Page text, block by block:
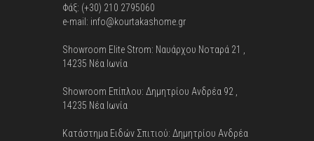
Φάξ: (+30) 210 2795060
e-mail: info@kourtakashome.gr
Showroom Elite Strom: Nαυάρχου Νοταρά 21 ,
14235 Νέα Ιωνία
Showroom Επίπλου: Δημητρίου Ανδρέα 92 ,
14235 Νέα Ιωνία
Κατάστημα Ειδών Σπιτιού: Δημητρίου Ανδρέα